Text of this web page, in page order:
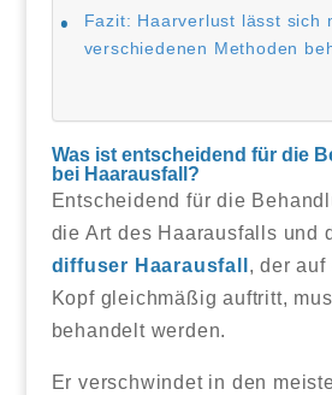
Fazit: Haarverlust lässt sich
verschiedenen Methoden
Was ist entscheidend für die
bei Haarausfall?
Entscheidend für die
die Art des Haarausfalls und
diffuser Haarausfall , der auf
Kopf gleichmäßig auftritt,
behandelt werden.
Er verschwindet in den